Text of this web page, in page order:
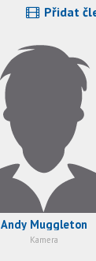
Přidat
Andy Muggleton
Kamera